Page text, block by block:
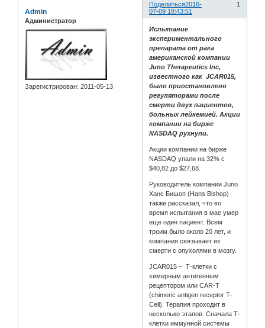
Поделиться 1
2016-
07-09 18:43:51
Admin
Администратор
Зарегистрирован: 2011-05-13
Испытание
экспериментального
препарата от рака
американской компании
Juno Therapeutics Inc,
известного как JCAR015,
было приостановлено
регуляторами после
смерти двух пациентов,
больных лейкемией. Акции
компании на бирже
NASDAQ рухнули.
Акции компании на бирже
NASDAQ упали на 32% с
$40,82 до $27,68.
Руководитель компании Juno
Ханс Бишоп (Hans Bishop)
также рассказал, что во
время испытания в мае умер
еще один пациент. Всем
троим было около 20 лет, и
компания связывает их
смерти с опухолями в мозгу.
JCAR015 – Т-клетки с
химерным антигенным
рецептором или CAR-T
(chimeric antigen receptor T-
Cell). Терапия проходит в
несколько этапов. Сначала Т-
клетки иммунной системы